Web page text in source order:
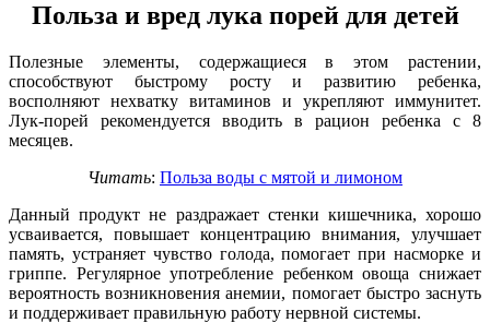
Польза и вред лука порей для детей
Полезные элементы, содержащиеся в этом растении,
способствуют быстрому росту и развитию ребенка,
восполняют нехватку витаминов и укрепляют иммунитет.
Лук-порей рекомендуется вводить в рацион ребенка с 8
месяцев.
Читать: Польза воды с мятой и лимоном
Данный продукт не раздражает стенки кишечника, хорошо
усваивается, повышает концентрацию внимания, улучшает
память, устраняет чувство голода, помогает при насморке и
гриппе. Регулярное употребление ребенком овоща снижает
вероятность возникновения анемии, помогает быстро заснуть
и поддерживает правильную работу нервной системы.